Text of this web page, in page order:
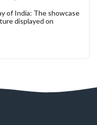
of India: The showcase
displayed on